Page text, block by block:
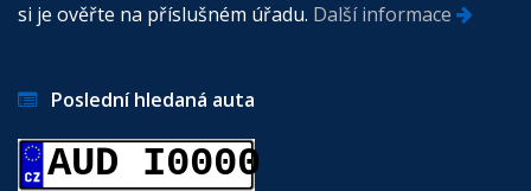
si je ověřte na příslušném úřadu. Další informace
Poslední hledaná auta
AUD I0000